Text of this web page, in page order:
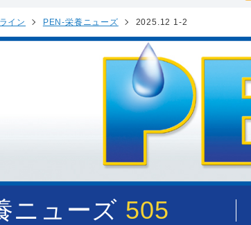
在宅医療静脈・経腸栄養
腸内細菌
リハビリテーション栄養
栄養
PEN-栄養ニューズ
JEFFライブラリ
イン PEN-栄養ニューズ 2025.12 1-2
ニューズ 505